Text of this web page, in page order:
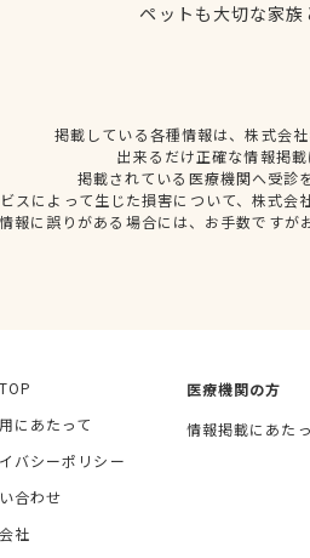
ペットも大切な家
掲載している各種情報は、株式会
出来るだけ正確な情報掲
掲載されている医療機関へ受診
スによって生じた損害について、株式
情報に誤りがある場合には、お手数です
にあたって
バシーポリシー
合わせ
社
医療機関の方
情報掲載にあた